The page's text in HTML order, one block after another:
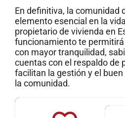
En definitiva, la comunidad
elemento esencial en la
propietario de vivienda en
funcionamiento te
con mayor tranquilidad,
cuentas con el respaldo de
facilitan la gestión y el
la comunidad.